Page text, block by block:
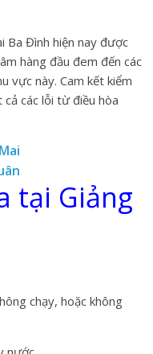
Ba Đình hiện nay được
hàng đầu đem đến các
vực này. Cam kết kiểm
các lỗi từ điều hòa
tại Giảng
chạy, hoặc không